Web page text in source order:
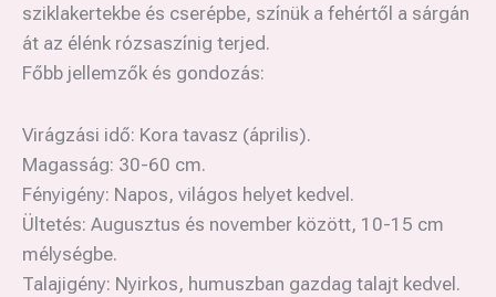
sziklakertekbe és cserépbe, színük a fehértől a sárgán
át az élénk rózsaszínig terjed.
Főbb jellemzők és gondozás:
Virágzási idő: Kora tavasz (április).
Magasság: 30-60 cm.
Fényigény: Napos, világos helyet kedvel.
Ültetés: Augusztus és november között, 10-15 cm
mélységbe.
Talajigény: Nyirkos, humuszban gazdag talajt kedvel.